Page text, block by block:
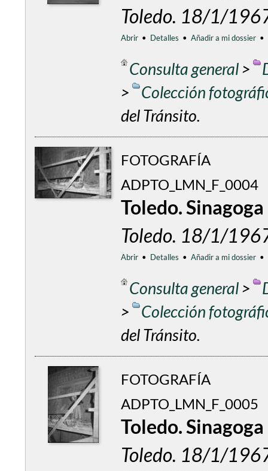
Toledo. 18/1/
Abrir • Detalles • Añadir a mi dossier •
Consulta general>
>
Colección
del Tránsito.
FOTOGRAFÍA
ADPTO_LMN_F_0004
Toledo.
Toledo. 18/1/
Abrir • Detalles • Añadir a mi dossier •
Consulta general>
>
Colección
del Tránsito.
FOTOGRAFÍA
ADPTO_LMN_F_0005
Toledo.
Toledo. 18/1/